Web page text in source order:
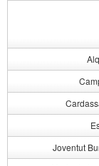
Joventut